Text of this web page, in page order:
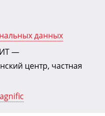
данных
—
центр, частная